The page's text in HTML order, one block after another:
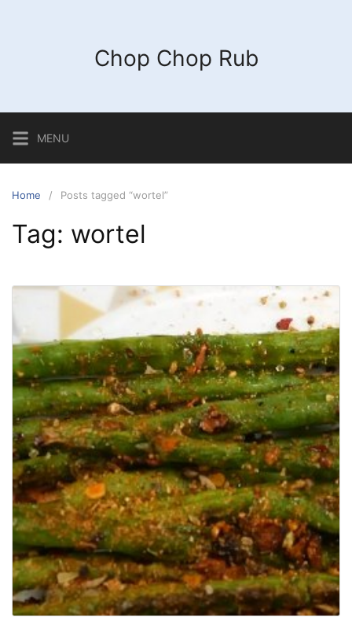
Chop Chop Rub
MENU
Home Posts tagged “wortel”
Tag: wortel